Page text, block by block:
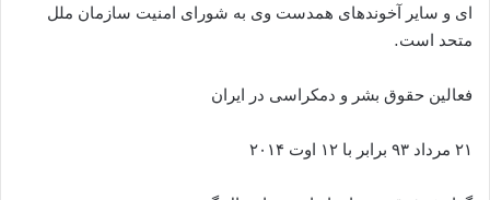
ای و سایر آخوندهای همدست وی به شورای امنیت سازمان ملل
متحد است.
فعالین حقوق بشر و دمکراسی در ایران
۲۱ مرداد ۹۳ برابر با ۱۲ اوت ۲۰۱۴